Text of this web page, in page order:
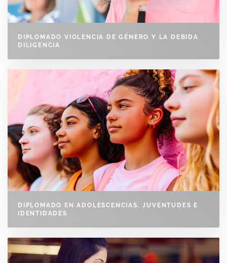
DIPLOMADO VIOLENCIA DE GÉNERO Y LA DEBIDA
DILIGENCIA
DIPLOMADO EN ADOLESCENCIAS, JUVENTUDES E
IDENTIDADES